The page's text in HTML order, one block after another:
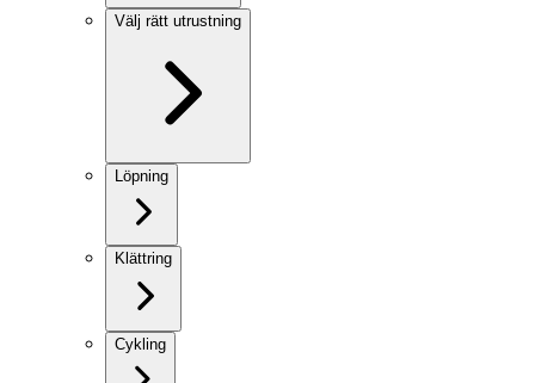
Välj rätt utrustning
Löpning
Klättring
Cykling